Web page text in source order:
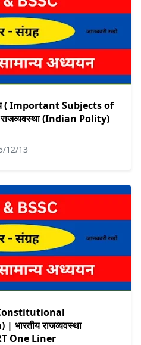
( Important Subjects of
(Indian Polity)
12/13
(Constitutional
राजव्यवस्था
One Liner